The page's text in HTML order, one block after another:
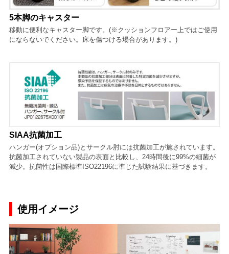
5本脚のキャスター
移動に便利なキャスター脚です。(※クッションフロアー上ではご使用
にならないでください。床を傷つける場合があります。)
SIAA抗菌加工
ハンガー(オプション品)とサークル肘には抗菌加工が施されています。
抗菌加工されていない製品の表面と比較し、24時間後に99%の細菌が
減少。抗菌性は国際標準ISO22196に準じた試験結果に基づきます。
使用イメージ